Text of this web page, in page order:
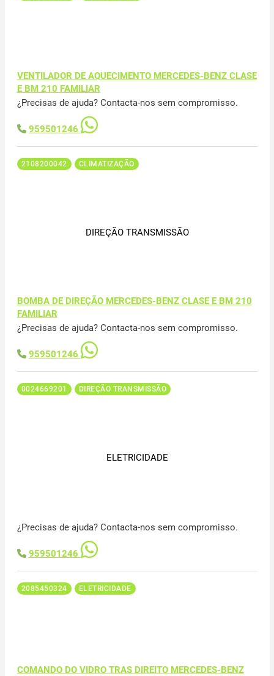
VENTILADOR DE AQUECIMENTO MERCEDES-BENZ CLASE
E BM 210 FAMILIAR
¿Precisas de ajuda? Contacta-nos sem compromisso.
959501246
2108200042 CLIMATIZAÇÃO
DIREÇÃO TRANSMISSÃO
BOMBA DE DIREÇÃO MERCEDES-BENZ CLASE E BM 210
FAMILIAR
¿Precisas de ajuda? Contacta-nos sem compromisso.
959501246
0024669201 DIREÇÃO TRANSMISSÃO
ELETRICIDADE
¿Precisas de ajuda? Contacta-nos sem compromisso.
959501246
2085450324 ELETRICIDADE
COMANDO DO VIDRO TRAS DIREITO MERCEDES-BENZ